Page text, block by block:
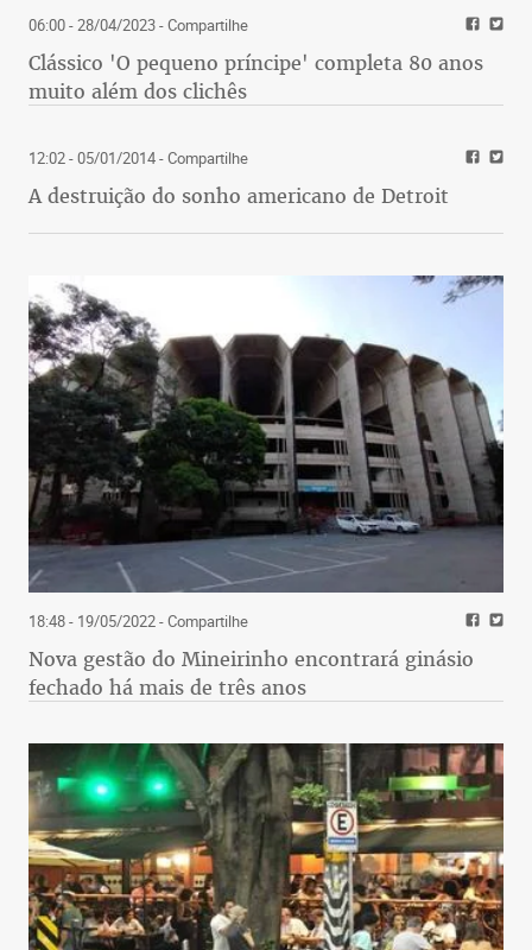
06:00 - 28/04/2023- Compartilhe
Clássico 'O pequeno príncipe' completa 80 anos
muito além dos clichês
12:02 - 05/01/2014- Compartilhe
A destruição do sonho americano de Detroit
18:48 - 19/05/2022- Compartilhe
Nova gestão do Mineirinho encontrará ginásio
fechado há mais de três anos